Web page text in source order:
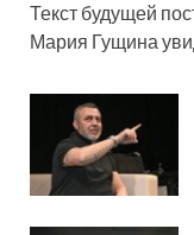
Текст будущей
Мария Гущина